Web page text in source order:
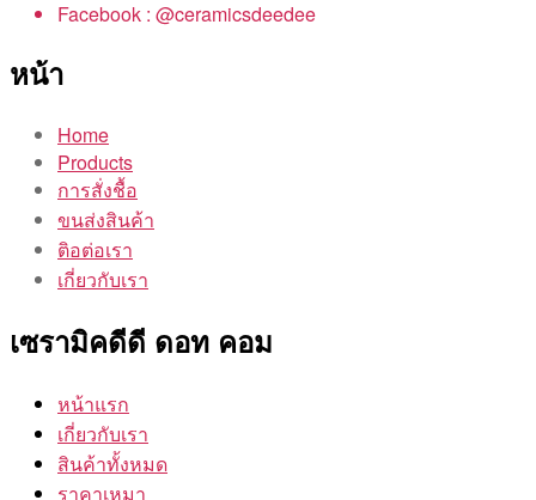
Facebook : @ceramicsdeedee
หน้า
Home
Products
การสั่งชื้อ
ขนส่งสินค้า
ติอต่อเรา
เกี่ยวกับเรา
เซรามิคดีดี ดอท คอม
หน้าแรก
เกี่ยวกับเรา
สินค้าทั้งหมด
ราคาเหมา